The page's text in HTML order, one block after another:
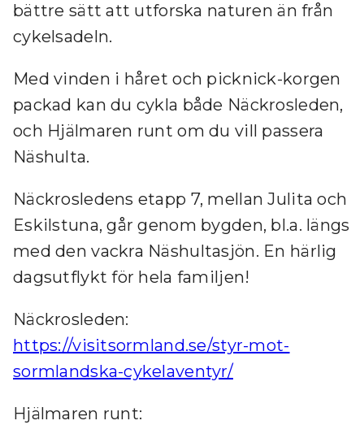
bättre sätt att utforska naturen än från
cykelsadeln.
Med vinden i håret och picknick-korgen
packad kan du cykla både Näckrosleden,
och Hjälmaren runt om du vill passera
Näshulta.
Näckrosledens etapp 7, mellan Julita och
Eskilstuna, går genom bygden, bl.a. längs
med den vackra Näshultasjön. En härlig
dagsutflykt för hela familjen!
Näckrosleden:
https://visitsormland.se/styr-mot-
sormlandska-cykelaventyr/
Hjälmaren runt: